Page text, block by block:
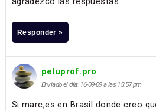
Responder »
peluprof.pro
Enviado el día: 16-09-09 a las 15:57 pm
Si marc,es en Brasil donde creo